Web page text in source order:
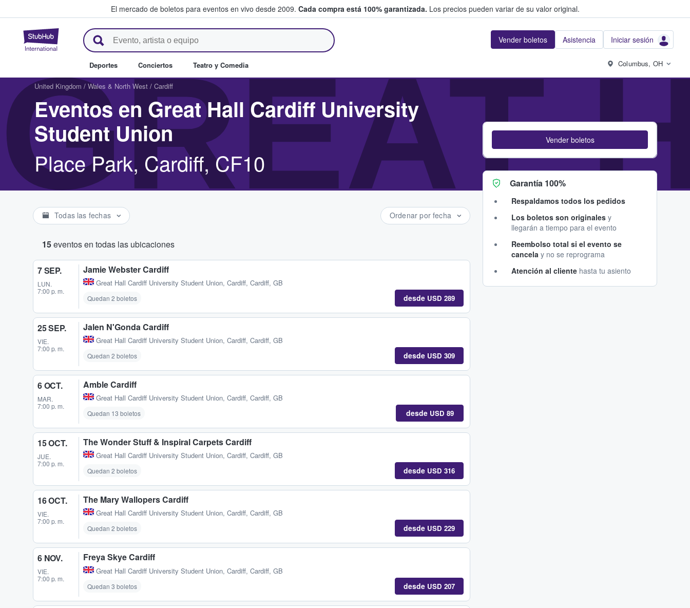
El mercado de boletos para eventos en vivo desde 2009. Cada compra está 100% garantizada. Los precios pueden variar de su valor original.
StubHub: donde los fans compran y venden boletos Vender boletos Asistencia Iniciar sesión
Deportes Conciertos Teatro y Comedia Columbus, OH
GREAT
United Kingdom / Wales & North West / Cardiff
Eventos en Great Hall Cardiff University
Student Union
Place Park, Cardiff, CF10
Todas las fechas Ordenar por fecha
15eventos en todas las ubicaciones
7 SEP.
LUN.
7:00 p. m.
Jamie Webster Cardiff
Great Hall Cardiff University Student Union, Cardiff, Cardiff, GB
Quedan 2 boletos desde USD 289
25 SEP.
VIE.
7:00 p. m.
Jalen N'Gonda Cardiff
Great Hall Cardiff University Student Union, Cardiff, Cardiff, GB
Quedan 2 boletos desde USD 309
6 OCT.
MAR.
7:00 p. m.
Amble Cardiff
Great Hall Cardiff University Student Union, Cardiff, Cardiff, GB
Quedan 13 boletos desde USD 89
15 OCT.
JUE.
7:00 p. m.
The Wonder Stuff & Inspiral Carpets Cardiff
Great Hall Cardiff University Student Union, Cardiff, Cardiff, GB
Quedan 2 boletos desde USD 316
16 OCT.
VIE.
7:00 p. m.
The Mary Wallopers Cardiff
Great Hall Cardiff University Student Union, Cardiff, Cardiff, GB
Quedan 2 boletos desde USD 229
6 NOV.
VIE.
7:00 p. m.
Freya Skye Cardiff
Great Hall Cardiff University Student Union, Cardiff, Cardiff, GB
Quedan 3 boletos desde USD 207
Vender boletos
Garantía 100%
Respaldamos todos los pedidos
Los boletos son originales y
llegarán a tiempo para el evento
Reembolso total si el evento se
cancela y no se reprograma
Atención al cliente hasta tu asiento